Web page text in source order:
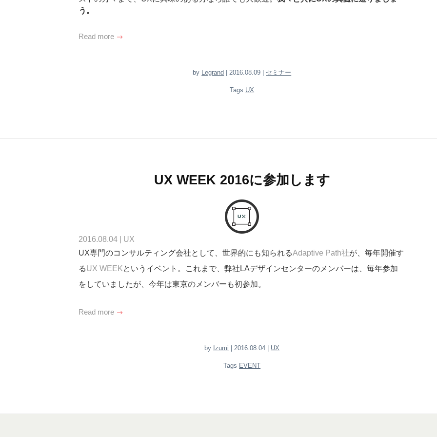
う。
Read more
by Legrand | 2016.08.09 | セミナー
Tags UX
UX WEEK 2016に参加します
2016.08.04
UX
UX専門のコンサルティング会社として、世界的にも知られるAdaptive Path社が、毎年開催す
るUX WEEKというイベント。これまで、弊社LAデザインセンターのメンバーは、毎年参加
をしていましたが、今年は東京のメンバーも初参加。
Read more
by Izumi | 2016.08.04 | UX
Tags EVENT